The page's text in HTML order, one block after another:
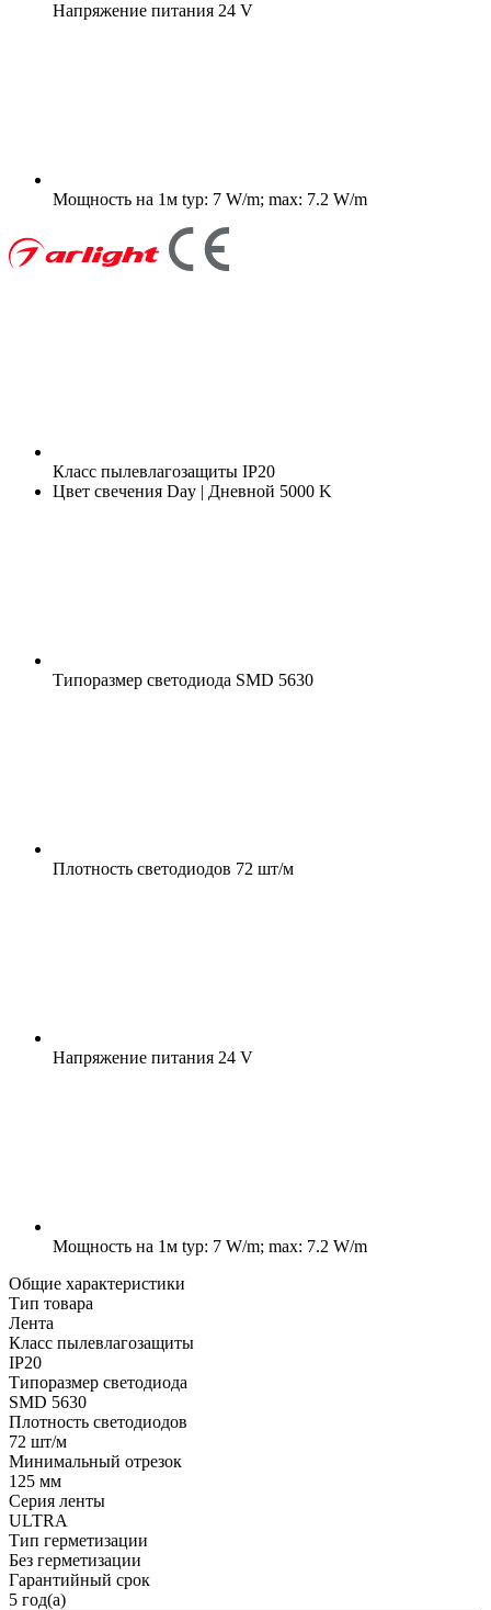
Напряжение питания 24 V
Мощность на 1м typ: 7 W/m; max: 7.2 W/m
Класс пылевлагозащиты IP20
Цвет свечения Day | Дневной 5000 K
Типоразмер светодиода SMD 5630
Плотность светодиодов 72 шт/м
Напряжение питания 24 V
Мощность на 1м typ: 7 W/m; max: 7.2 W/m
Общие характеристики
Тип товара
Лента
Класс пылевлагозащиты
IP20
Типоразмер светодиода
SMD 5630
Плотность светодиодов
72 шт/м
Минимальный отрезок
125 мм
Серия ленты
ULTRA
Тип герметизации
Без герметизации
Гарантийный срок
5 год(а)